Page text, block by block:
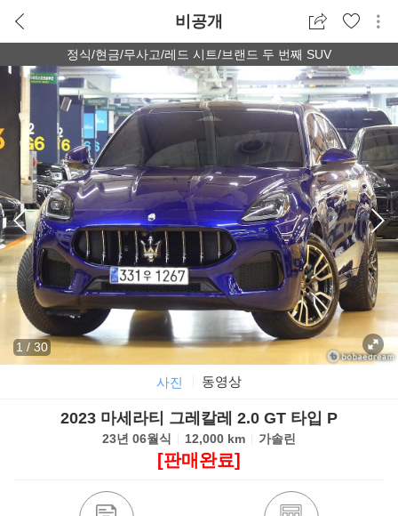
비공개
정식/현금/무사고/레드 시트/브랜드 두 번째 SUV
1 / 30
사진 동영상
2023 마세라티 그레칼레 2.0 GT 타입 P
23년 06월식 12,000 km 가솔린
[판매완료]